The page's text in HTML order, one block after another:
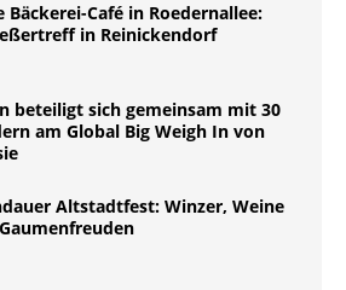
Bäckerei-Café in Roedernallee:
in Reinickendorf
beteiligt sich gemeinsam mit 30
am Global Big Weigh In von
Altstadtfest: Winzer, Weine